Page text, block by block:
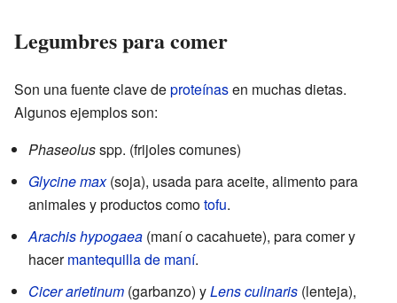
Legumbres para comer
Son una fuente clave deproteínasen muchas dietas.
Algunos ejemplos son:
Phaseolusspp. (frijoles comunes)
Glycine max(soja), usada para aceite, alimento para
animales y productos comotofu.
Arachis hypogaea (maní o cacahuete), para comer y
hacermantequilla de maní.
Cicer arietinum (garbanzo) yLens culinaris (lenteja),